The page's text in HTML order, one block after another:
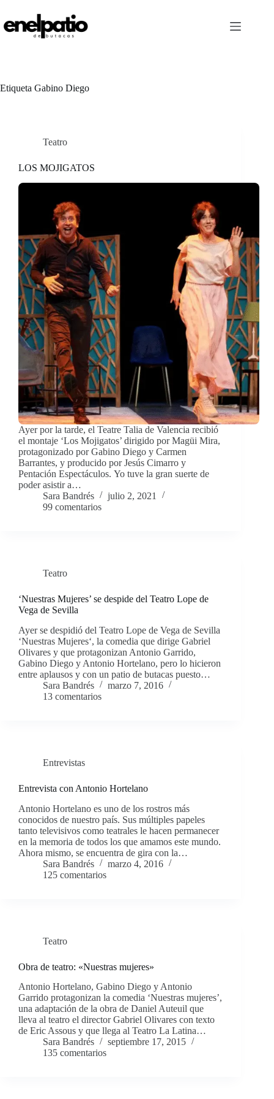
contenido
Etiqueta Gabino Diego
Teatro
LOS MOJIGATOS
Ayer por la tarde, el Teatre Talia de Valencia recibió
el montaje ‘Los Mojigatos’ dirigido por Magüi Mira,
protagonizado por Gabino Diego y Carmen
Barrantes, y producido por Jesús Cimarro y
Pentación Espectáculos. Yo tuve la gran suerte de
poder asistir a…
Sara Bandrés
julio 2, 2021
99 comentarios
Teatro
‘Nuestras Mujeres’ se despide del Teatro Lope de
Vega de Sevilla
Ayer se despidió del Teatro Lope de Vega de Sevilla
‘Nuestras Mujeres‘, la comedia que dirige Gabriel
Olivares y que protagonizan Antonio Garrido,
Gabino Diego y Antonio Hortelano, pero lo hicieron
entre aplausos y con un patio de butacas puesto…
Sara Bandrés
marzo 7, 2016
13 comentarios
Entrevistas
Entrevista con Antonio Hortelano
Antonio Hortelano es uno de los rostros más
conocidos de nuestro país. Sus múltiples papeles
tanto televisivos como teatrales le hacen permanecer
en la memoria de todos los que amamos este mundo.
Ahora mismo, se encuentra de gira con la…
Sara Bandrés
marzo 4, 2016
125 comentarios
Teatro
Obra de teatro: «Nuestras mujeres»
Antonio Hortelano, Gabino Diego y Antonio
Garrido protagonizan la comedia ‘Nuestras mujeres’,
una adaptación de la obra de Daniel Auteuil que
lleva al teatro el director Gabriel Olivares con texto
de Eric Assous y que llega al Teatro La Latina…
Sara Bandrés
septiembre 17, 2015
135 comentarios